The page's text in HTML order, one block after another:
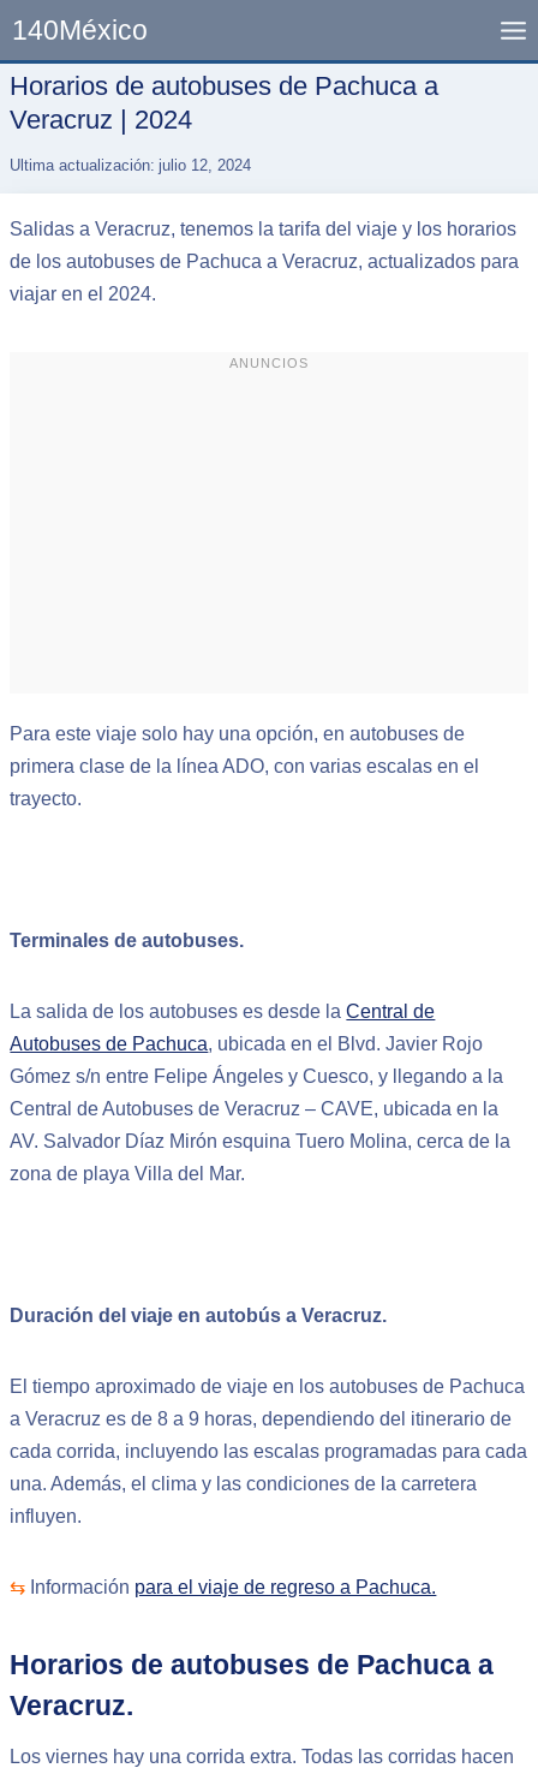
content
140México
Horarios de autobuses de Pachuca a
Veracruz | 2024
Ultima actualización: julio 12, 2024
Salidas a Veracruz, tenemos la tarifa del viaje y los horarios
de los autobuses de Pachuca a Veracruz, actualizados para
viajar en el 2024.
ANUNCIOS
Para este viaje solo hay una opción, en autobuses de
primera clase de la línea ADO, con varias escalas en el
trayecto.
Terminales de autobuses.
La salida de los autobuses es desde laCentral de
Autobuses de Pachuca, ubicada en el Blvd. Javier Rojo
Gómez s/n entre Felipe Ángeles y Cuesco, y llegando a la
Central de Autobuses de Veracruz – CAVE, ubicada en la
AV. Salvador Díaz Mirón esquina Tuero Molina, cerca de la
zona de playa Villa del Mar.
Duración del viaje en autobús a Veracruz.
El tiempo aproximado de viaje en los autobuses de Pachuca
a Veracruz es de 8 a 9 horas, dependiendo del itinerario de
cada corrida, incluyendo las escalas programadas para cada
una. Además, el clima y las condiciones de la carretera
influyen.
⇆ Información para el viaje de regreso a Pachuca.
Horarios de autobuses de Pachuca a
Veracruz.
Los viernes hay una corrida extra. Todas las corridas hacen